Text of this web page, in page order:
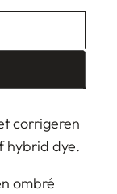
corrigeren
hybrid dye.
ombré